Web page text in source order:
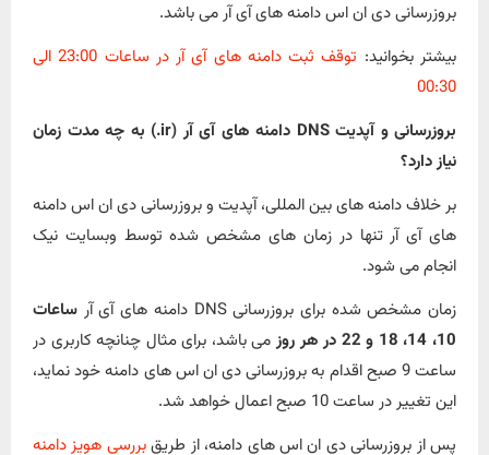
بروزرسانی دی ان اس دامنه های آی آر می باشد.
بیشتر بخوانید:
توقف ثبت دامنه های آی آر در ساعات 23:00 الی
00:30
بروزرسانی و آپدیت DNS دامنه های آی آر (ir.) به چه مدت زمان
نیاز دارد؟
بر خلاف دامنه های بین المللی، آپدیت و بروزرسانی دی ان اس دامنه
های آی آر تنها در زمان های مشخص شده توسط وبسایت نیک
انجام می شود.
زمان مشخص شده برای بروزرسانی DNS دامنه های آی آر
ساعات
10، 14، 18 و 22 در هر روز
می باشد، برای مثال چنانچه کاربری در
ساعت 9 صبح اقدام به بروزرسانی دی ان اس های دامنه خود نماید،
این تغییر در ساعت 10 صبح اعمال خواهد شد.
پس از بروزرسانی دی ان اس های دامنه، از طریقبررسی هویز دامنه